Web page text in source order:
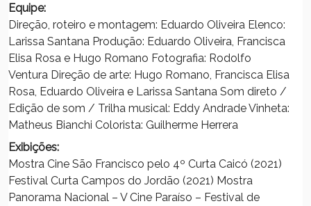
Equipe:
Direção, roteiro e montagem: Eduardo Oliveira Elenco:
Larissa Santana Produção: Eduardo Oliveira, Francisca
Elisa Rosa e Hugo Romano Fotografia: Rodolfo
Ventura Direção de arte: Hugo Romano, Francisca Elisa
Rosa, Eduardo Oliveira e Larissa Santana Som direto /
Edição de som / Trilha musical: Eddy Andrade Vinheta:
Matheus Bianchi Colorista: Guilherme Herrera
Exibições:
Mostra Cine São Francisco pelo 4º Curta Caicó (2021)
Festival Curta Campos do Jordão (2021) Mostra
Panorama Nacional – V Cine Paraíso – Festival de